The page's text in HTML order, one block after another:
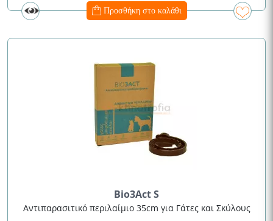
Προσθήκη στο καλάθι
Bio3Act S
Αντιπαρασιτικό περιλαίμιο 35cm για Γάτες και Σκύλους